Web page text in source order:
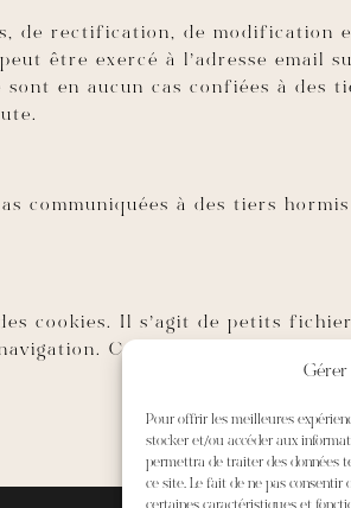
Gérer
Pour offrir les meilleures
stocker et/ou accéder aux
permettra de traiter des données
ce site. Le fait de ne pas
certaines caractéristiques et
de rectification, de modification
être exercé à l’adresse email
en aucun cas confiées à des
communiquées à des tiers
cookies. Il s’agit de petits
Certaines parties de ce